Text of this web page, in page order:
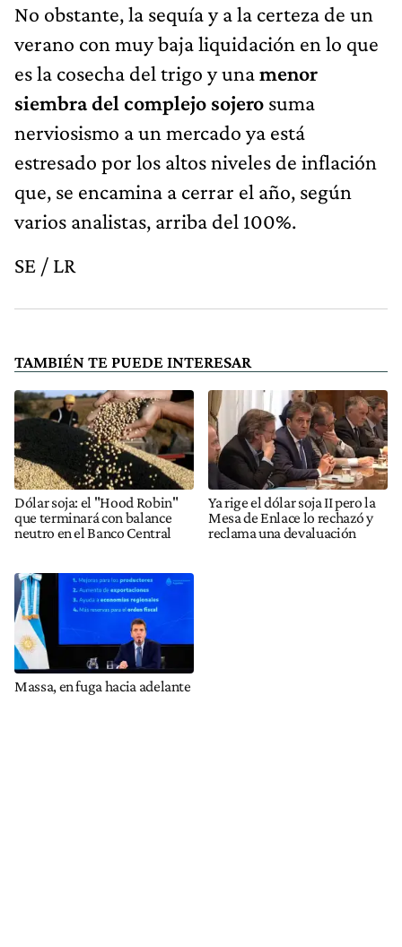
No obstante, la sequía y a la certeza de un
verano con muy baja liquidación en lo que
es la cosecha del trigo y unamenor
siembra del complejo sojero suma
nerviosismo a un mercado ya está
estresado por los altos niveles de inflación
que, se encamina a cerrar el año, según
varios analistas, arriba del 100%.
SE / LR
TAMBIÉN TE PUEDE INTERESAR
Dólar soja: el "Hood Robin"
que terminará con balance
neutro en el Banco Central
Ya rige el dólar soja II pero la
Mesa de Enlace lo rechazó y
reclama una devaluación
Massa, en fuga hacia adelante